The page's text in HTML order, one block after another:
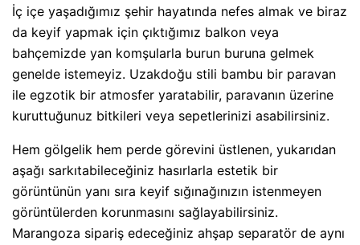
İç içe yaşadığımız şehir hayatında nefes almak ve biraz
da keyif yapmak için çıktığımız balkon veya
bahçemizde yan komşularla burun buruna gelmek
genelde istemeyiz. Uzakdoğu stili bambu bir paravan
ile egzotik bir atmosfer yaratabilir, paravanın üzerine
kuruttuğunuz bitkileri veya sepetlerinizi asabilirsiniz.
Hem gölgelik hem perde görevini üstlenen, yukarıdan
aşağı sarkıtabileceğiniz hasırlarla estetik bir
görüntünün yanı sıra keyif sığınağınızın istenmeyen
görüntülerden korunmasını sağlayabilirsiniz.
Marangoza sipariş edeceğiniz ahşap separatör de aynı